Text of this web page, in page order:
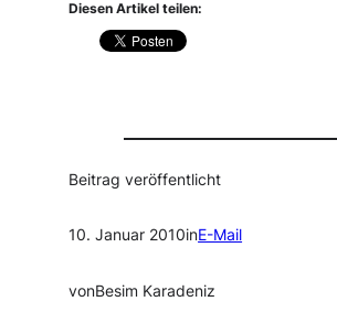
Diesen Artikel teilen:
Beitrag veröffentlicht
10. Januar 2010inE-Mail
vonBesim Karadeniz